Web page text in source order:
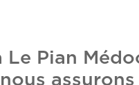
Le Pian